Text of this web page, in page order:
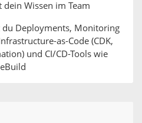
Wissen im Team
Deployments, Monitoring
as-Code (CDK,
und CI/CD-Tools wie